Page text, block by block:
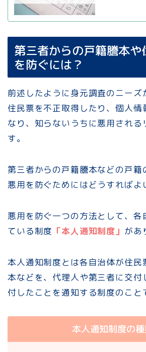
第三者からの戸籍謄本や
を防ぐには？
前述したように身元調査のニーズ
住民票を不正取得したり、個人情
なり、知らないうちに悪用される
す。
第三者からの戸籍謄本などの戸籍
悪用を防ぐためにはどうすればよ
悪用を防ぐ一つの方法として、各
ている制度 「本人通知制度」 があ
本人通知制度とは各自治体が住民
本などを、代理人や第三者に交付
付したことを通知する制度のこと
本人通知制度の